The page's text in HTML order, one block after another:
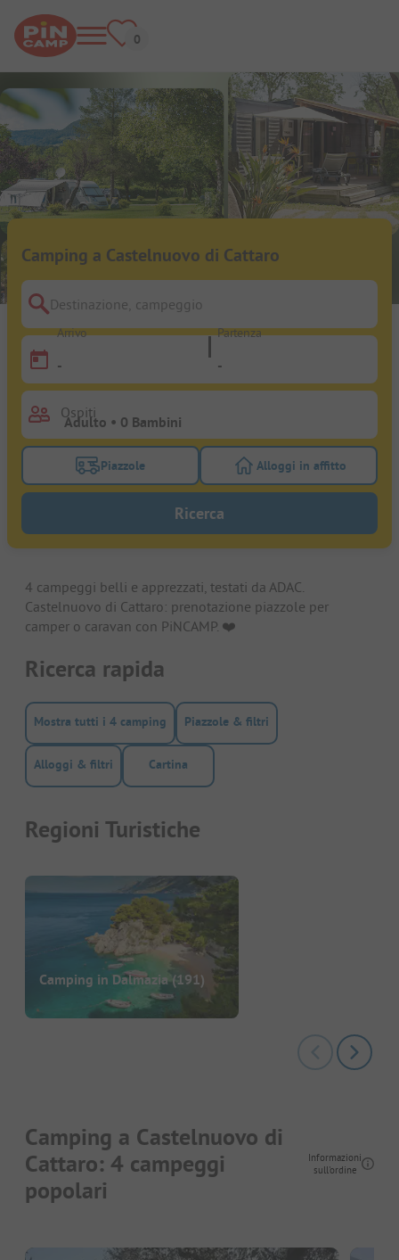
Camping a Castelnuovo di Cattaro
Destinazione, campeggio
Arrivo
-
Partenza
-
Ospiti
Attivare il filtro piazzole per cercare piazzole
Piazzole Attivare il filtro
Alloggi in affitto
Ricerca
4 campeggi belli e apprezzati, testati da ADAC.
Castelnuovo di Cattaro: prenotazione piazzole per
camper o caravan con PiNCAMP. ❤️️
Ricerca rapida
Mostra tutti i 4 camping Piazzole & filtri
Alloggi & filtri Cartina
Regioni Turistiche
Camping in Dalmazia(191)
Camping a Castelnuovo di
Cattaro: 4 campeggi
popolari
Informazioni
sull'ordine